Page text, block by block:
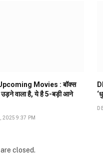
Movies : बॉक्स
उड़ने वाला है, ये है 5-बड़ी आने
2025 9:37 PM
closed.